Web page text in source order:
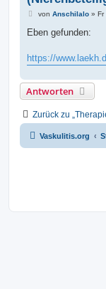
B
i
a
g
von Anschilalo» Fr
Eben gefunden:
https://
Antworten
Zurück zu
Vaskulitis.org